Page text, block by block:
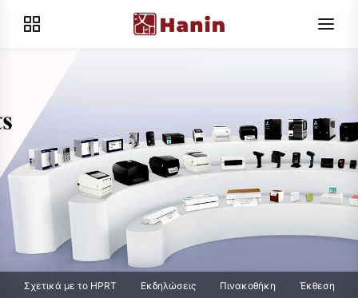
Σχετικά με το HPRT Εκδηλώσεις Πινακοθήκη
Έκθεση